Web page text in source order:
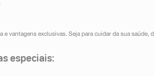
exclusivas. Seja para cuidar da sua saúde,
especiais: